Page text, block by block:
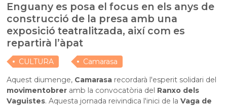
Enguany es posa el focus en els anys de
construcció de la presa amb una
exposició teatralitzada, així com es
repartirà l’àpat
CULTURA
Camarasa
Aquest diumenge, Camarasa recordarà l'esperit solidari del
movimentobrer amb la convocatòria del Ranxo dels
Vaguistes. Aquesta jornada reivindica l'inici de laVaga de